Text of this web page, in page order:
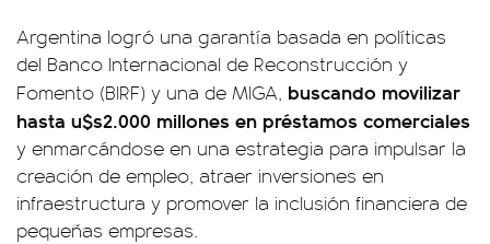
Argentina logró una garantía basada en políticas
del Banco Internacional de Reconstrucción y
Fomento (BIRF) y una de MIGA, buscando movilizar
hasta u$s2.000 millones en préstamos comerciales
y enmarcándose en una estrategia para impulsar la
creación de empleo, atraer inversiones en
infraestructura y promover la inclusión financiera de
pequeñas empresas.